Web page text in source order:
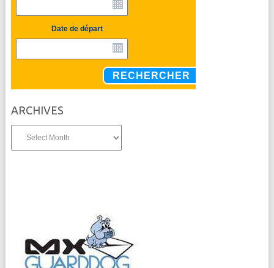
Date de départ
RECHERCHER
ARCHIVES